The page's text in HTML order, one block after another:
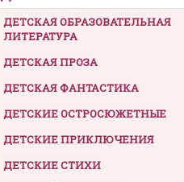
ДЕТСКАЯ ОБРАЗОВАТЕЛЬНАЯ
ЛИТЕРАТУРА
ДЕТСКАЯ ПРОЗА
ДЕТСКАЯ ФАНТАСТИКА
ДЕТСКИЕ ОСТРОСЮЖЕТНЫЕ
ДЕТСКИЕ ПРИКЛЮЧЕНИЯ
ДЕТСКИЕ СТИХИ